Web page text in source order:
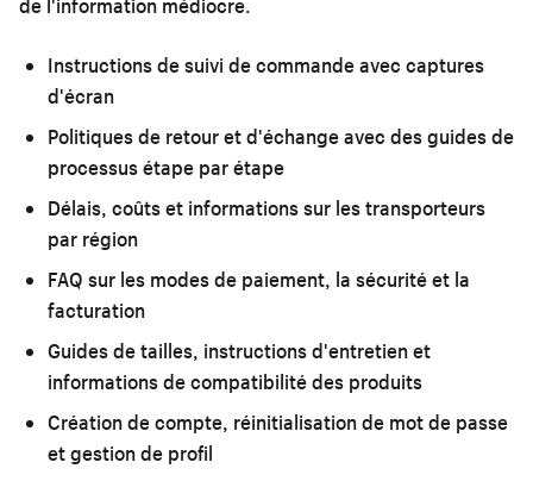
Instructions de suivi de commande avec captures
d'écran
Politiques de retour et d'échange avec des guides de
processus étape par étape
Délais, coûts et informations sur les transporteurs
par région
FAQ sur les modes de paiement, la sécurité et la
facturation
Guides de tailles, instructions d'entretien et
informations de compatibilité des produits
Création de compte, réinitialisation de mot de passe
et gestion de profil